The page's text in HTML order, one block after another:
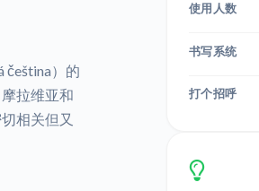
čeština）的
拉维亚和
相关但又
使用人数
书写系统
打个招呼